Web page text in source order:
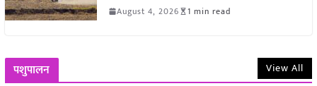
August 4, 2026 1 min read
पशुपालन View All